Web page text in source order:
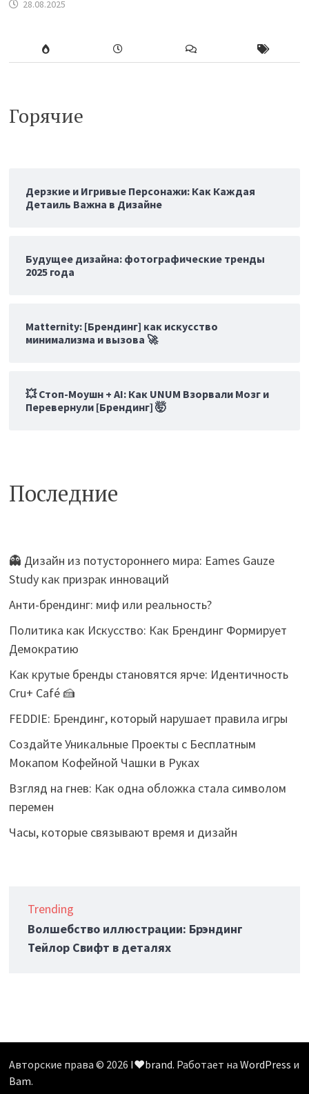
28.08.2025
Горячие
Дерзкие и Игривые Персонажи: Как Каждая
Детаиль Важна в Дизайне
Будущее дизайна: фотографические тренды
2025 года
Matternity: [Брендинг] как искусство
минимализма и вызова 🚀
💥 Стоп-Моушн + AI: Как UNUM Взорвали Мозг и
Перевернули [Брендинг] 🤯
Последние
👻 Дизайн из потустороннего мира: Eames Gauze
Study как призрак инноваций
Анти-брендинг: миф или реальность?
Политика как Искусство: Как Брендинг Формирует
Демократию
Как крутые бренды становятся ярче: Идентичность
Cru+ Café 🍰
FEDDIE: Брендинг, который нарушает правила игры
Создайте Уникальные Проекты с Бесплатным
Мокапом Кофейной Чашки в Руках
Взгляд на гнев: Как одна обложка стала символом
перемен
Часы, которые связывают время и дизайн
Trending
Волшебство иллюстрации: Брэндинг
Тейлор Свифт в деталях
Авторские права © 2026 I❤️brand. Работает наWordPress и
Bam.